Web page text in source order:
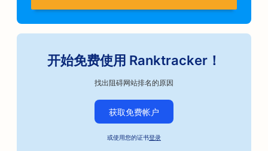
开始免费使用 Ranktracker！
找出阻碍网站排名的原因
获取免费帐户
或使用您的证书登录